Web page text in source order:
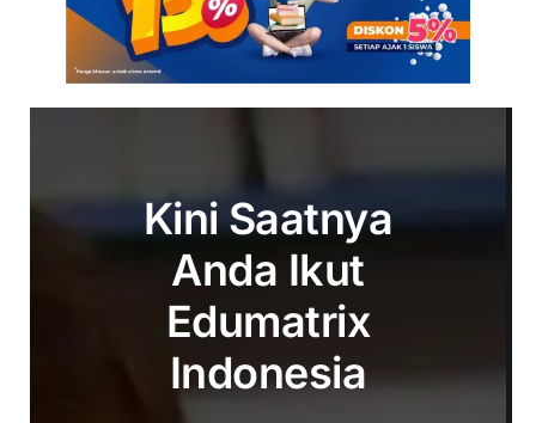
Kini Saatnya
Anda Ikut
Edumatrix
Indonesia